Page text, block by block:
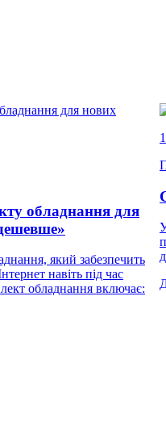
обладнання для
який забезпечить
навіть під час
обладнання включає: